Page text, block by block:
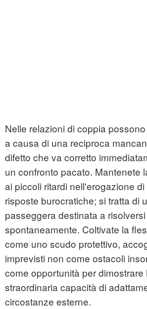
Nelle relazioni di coppia
a causa di una reciproca
difetto che va corretto
un confronto pacato. Mantenete
ai piccoli ritardi nell'erogazione
risposte burocratiche; si tratta di
passeggera destinata a risolversi
spontaneamente. Coltivate la
come uno scudo protettivo,
imprevisti non come ostacoli
come opportunità per dimostrare
straordinaria capacità di
circostanze esterne.